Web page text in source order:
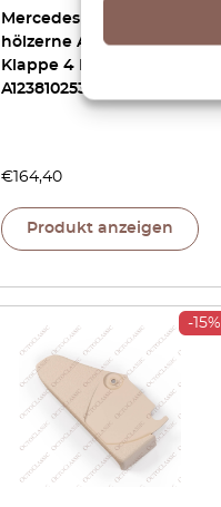
Mercedes W123
hölzerne Aschenbecher
Klappe 4 Holz Typ
A1238102530
€ 164,40
Produkt anzeigen
-15%